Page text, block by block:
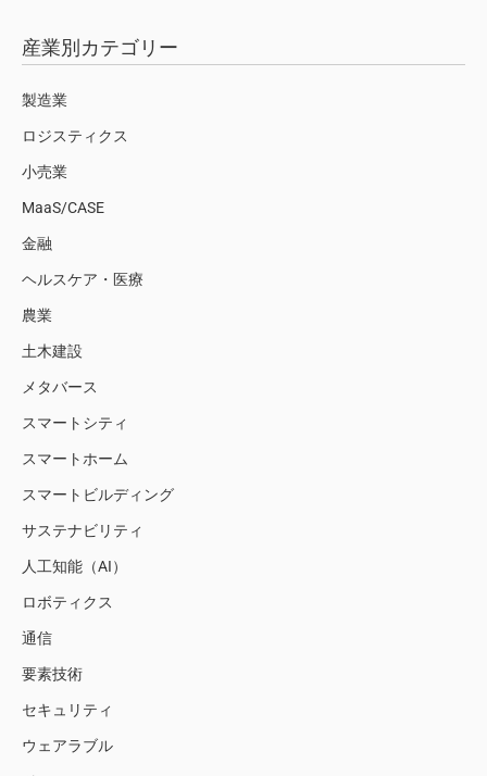
産業別カテゴリー
製造業
ロジスティクス
小売業
MaaS/CASE
金融
ヘルスケア・医療
農業
土木建設
メタバース
スマートシティ
スマートホーム
スマートビルディング
サステナビリティ
人工知能（AI）
ロボティクス
通信
要素技術
セキュリティ
ウェアラブル